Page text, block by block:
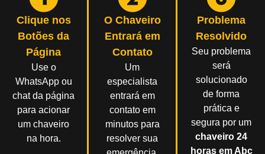
Clique nos
Botões da
Página
Use o
WhatsApp ou
chat da página
para acionar
um chaveiro
na hora.
O Chaveiro
Entrará em
Contato
Um
especialista
entrará em
contato em
minutos para
resolver sua
Problema
Resolvido
Seu problema
será
solucionado
de forma
prática e
segura por um
chaveiro 24
horas em Abc